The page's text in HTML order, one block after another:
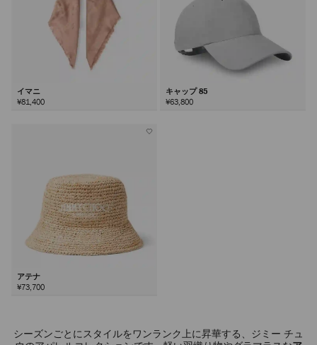
イマニ
¥81,400
キャップ 85
¥63,800
アテナ
¥73,700
シーズンごとにスタイルをワンランク上に昇華する、ジミー チュ